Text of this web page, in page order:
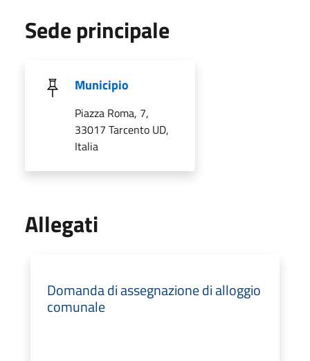
Sede principale
Municipio
Piazza Roma, 7,
33017 Tarcento UD,
Italia
Allegati
Domanda di assegnazione di alloggio
comunale